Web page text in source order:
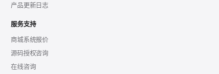
产品更新日志
服务支持
商城系统报价
源码授权咨询
在线咨询